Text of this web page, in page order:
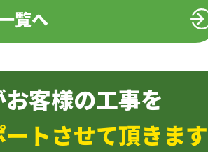
覧へ
客様の工事を
トさせて頂きま